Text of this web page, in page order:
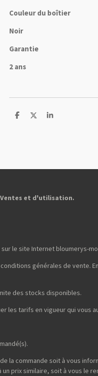
Couleur du boîtier
Noir
Garantie
2 ans
P
r
P
r
P
r
et d'utilisation.
le site Internet bloumerys-
générales de vente.
des stocks disponibles.
les tarifs en vigueur qui vous
la commande soit à vous
prix similaire, soit à vous le